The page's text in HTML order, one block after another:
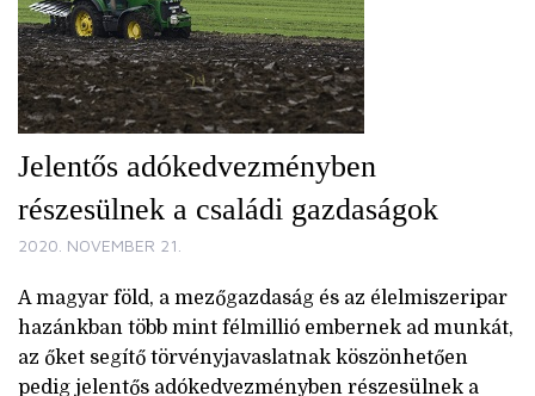
Jelentős adókedvezményben
részesülnek a családi gazdaságok
2020. NOVEMBER 21.
A magyar föld, a mezőgazdaság és az élelmiszeripar
hazánkban több mint félmillió embernek ad munkát,
az őket segítő törvényjavaslatnak köszönhetően
pedig jelentős adókedvezményben részesülnek a